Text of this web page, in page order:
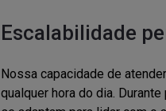
Escalabilidade
Nossa capacidade de
qualquer hora do dia.